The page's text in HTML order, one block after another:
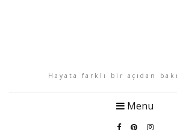
Hayata farklı bir açıdan
Menu